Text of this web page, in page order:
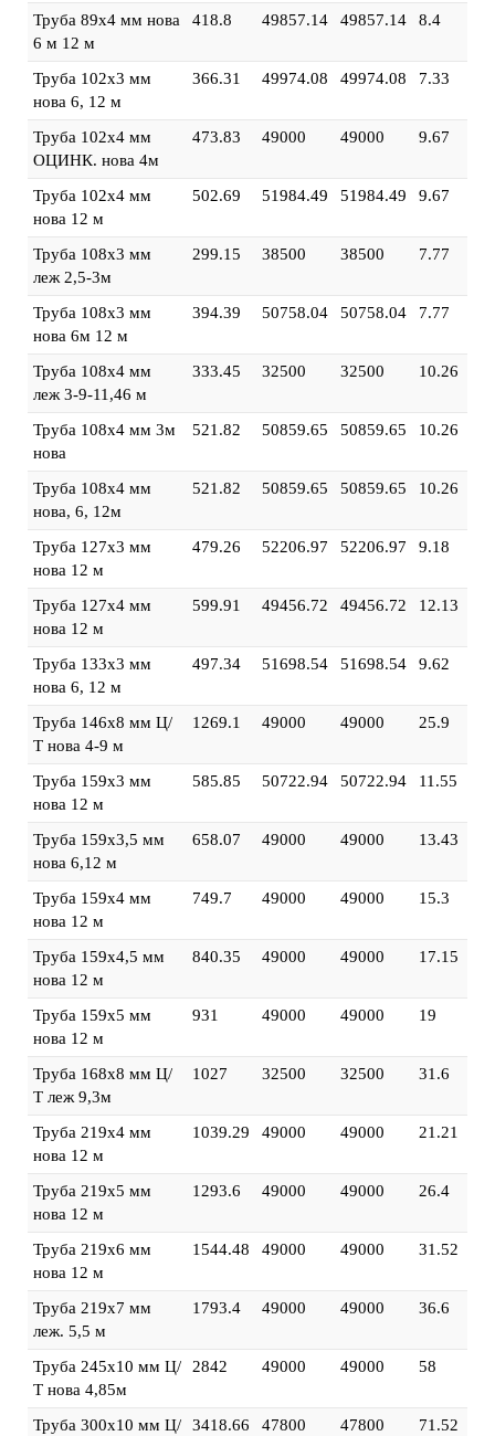
Труба 89х4 мм нова
6 м 12 м
418.8 49857.14 49857.14 8.4
Труба 102х3 мм
нова 6, 12 м
366.31 49974.08 49974.08 7.33
Труба 102х4 мм
ОЦИНК. нова 4м
473.83 49000 49000 9.67
Труба 102х4 мм
нова 12 м
502.69 51984.49 51984.49 9.67
Труба 108х3 мм
леж 2,5-3м
299.15 38500 38500 7.77
Труба 108х3 мм
нова 6м 12 м
394.39 50758.04 50758.04 7.77
Труба 108х4 мм
леж 3-9-11,46 м
333.45 32500 32500 10.26
Труба 108х4 мм 3м
нова
521.82 50859.65 50859.65 10.26
Труба 108х4 мм
нова, 6, 12м
521.82 50859.65 50859.65 10.26
Труба 127х3 мм
нова 12 м
479.26 52206.97 52206.97 9.18
Труба 127х4 мм
нова 12 м
599.91 49456.72 49456.72 12.13
Труба 133х3 мм
нова 6, 12 м
497.34 51698.54 51698.54 9.62
Труба 146х8 мм Ц/
Т нова 4-9 м
1269.1 49000 49000 25.9
Труба 159х3 мм
нова 12 м
585.85 50722.94 50722.94 11.55
Труба 159х3,5 мм
нова 6,12 м
658.07 49000 49000 13.43
Труба 159х4 мм
нова 12 м
749.7 49000 49000 15.3
Труба 159х4,5 мм
нова 12 м
840.35 49000 49000 17.15
Труба 159х5 мм
нова 12 м
931 49000 49000 19
Труба 168х8 мм Ц/
Т леж 9,3м
1027 32500 32500 31.6
Труба 219х4 мм
нова 12 м
1039.29 49000 49000 21.21
Труба 219х5 мм
нова 12 м
1293.6 49000 49000 26.4
Труба 219х6 мм
нова 12 м
1544.48 49000 49000 31.52
Труба 219х7 мм
леж. 5,5 м
1793.4 49000 49000 36.6
Труба 245х10 мм Ц/
Т нова 4,85м
2842 49000 49000 58
Труба 300х10 мм Ц/
3418.66 47800 47800 71.52